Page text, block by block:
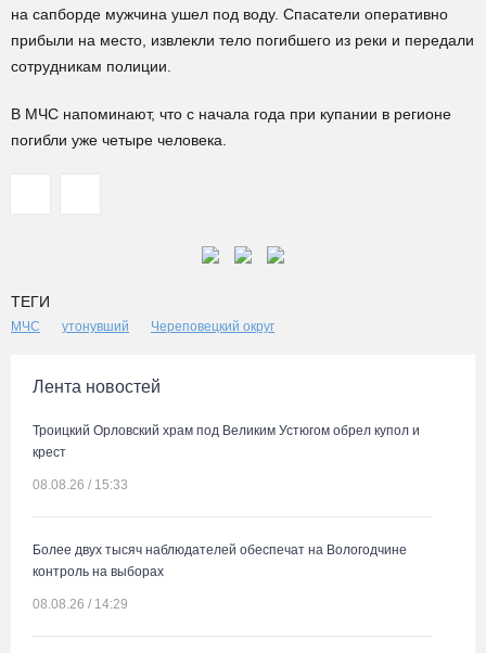
на сапборде мужчина ушел под воду. Спасатели оперативно
прибыли на место, извлекли тело погибшего из реки и передали
сотрудникам полиции.
В МЧС напоминают, что с начала года при купании в регионе
погибли уже четыре человека.
ТЕГИ
МЧС утонувший Череповецкий округ
Лента новостей
Троицкий Орловский храм под Великим Устюгом обрел купол и
крест
08.08.26 / 15:33
Более двух тысяч наблюдателей обеспечат на Вологодчине
контроль на выборах
08.08.26 / 14:29